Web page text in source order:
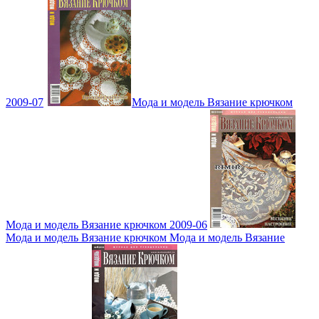
2009-07 Мода и модель Вязание крючком
Мода и модель Вязание крючком 2009-06
Мода и модель Вязание крючком Мода и модель Вязание